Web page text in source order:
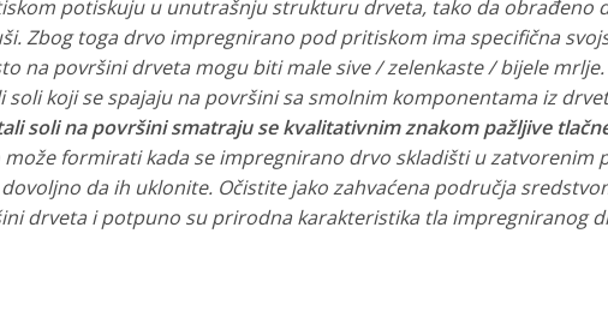
potiskuju u unutrašnju strukturu drveta, tako da obrađeno
Zbog toga drvo impregnirano pod pritiskom ima specifična
na površini drveta mogu biti male sive / zelenkaste / bijele
koji se spajaju na površini sa smolnim komponentama iz
soli na površini smatraju se kvalitativnim znakom pažljive
može formirati kada se impregnirano drvo skladišti u
da ih uklonite. Očistite jako zahvaćena područja
drveta i potpuno su prirodna karakteristika tla impregniranog